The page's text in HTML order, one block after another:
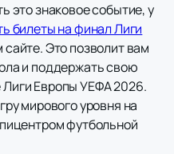
это знаковое событие, у
билеты на финал Лиги
Это позволит вам
и поддержать свою
Европы УЕФА 2026.
мирового уровня на
футбольной